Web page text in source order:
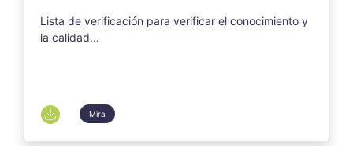
Lista de verificación para verificar el conocimiento y
la calidad...
Mira